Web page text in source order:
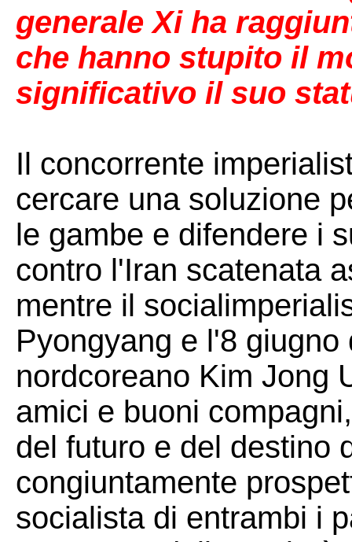
generale Xi ha
che hanno stupito il
significativo il suo
Il concorrente
cercare una soluzione
le gambe e difendere i
contro l'Iran scatenata
mentre il
Pyongyang e l'8
nordcoreano Kim Jong
amici e buoni
del futuro e del destino
congiuntamente
socialista di entrambi i